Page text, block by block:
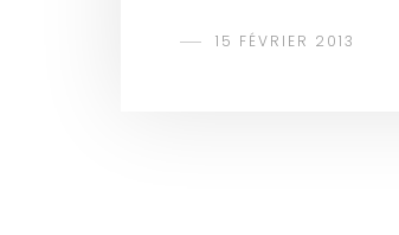
15 FÉVRIER 2013